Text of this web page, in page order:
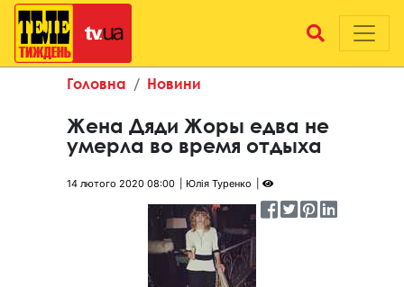
Головна Новини
Жена Дяди Жоры едва не
умерла во время отдыха
14 лютого 2020 08:00 Юлія Туренко